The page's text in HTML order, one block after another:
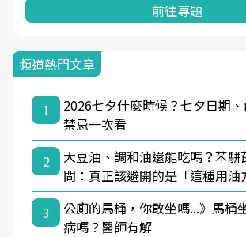
前往專題
頻道熱門文章
1
2026七夕什麼時候？七夕日期
禁忌一次看
2
大豆油、調和油還能吃嗎？苯駢
問：真正該避開的是「這種用油
3
公廁的馬桶，你敢坐嗎...》馬桶
病嗎？醫師有解